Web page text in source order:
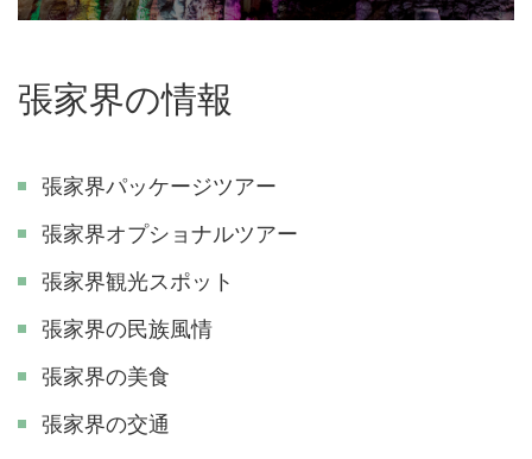
張家界の情報
張家界パッケージツアー
張家界オプショナルツアー
張家界観光スポット
張家界の民族風情
張家界の美食
張家界の交通